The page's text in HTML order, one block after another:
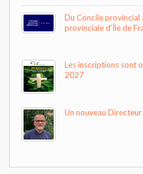
Du Concile provincial
provinciale d’Île de
Les inscriptions sont
2027
Un nouveau Directeur